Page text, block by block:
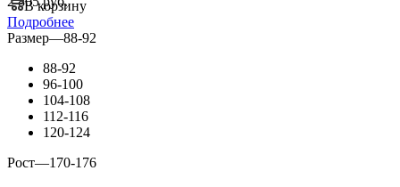
В корзину
Подробнее
Размер—88-92
88-92
96-100
104-108
112-116
120-124
Рост—170-176